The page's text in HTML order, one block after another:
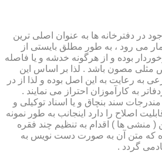
در دفترخانه ها به عنوان اصلی ترین
می رود ، به طور مطلق بایستی از
بوده و از هرگونه خدشه و یا فاصله
مثلی مصون باشد . لذا بر اساس این
به رعایت به این اصل بوده و لذا از در
به کارآموزان احتراز می نمایند .
سند بنچاق و یا اسناد توکیلی و
اصلاح را دارد اینجانب به طور نمونه
( منشی ها ) اقدام به تنظیم چند فقره
که متن آن به صورت دست نویس به
گردد .